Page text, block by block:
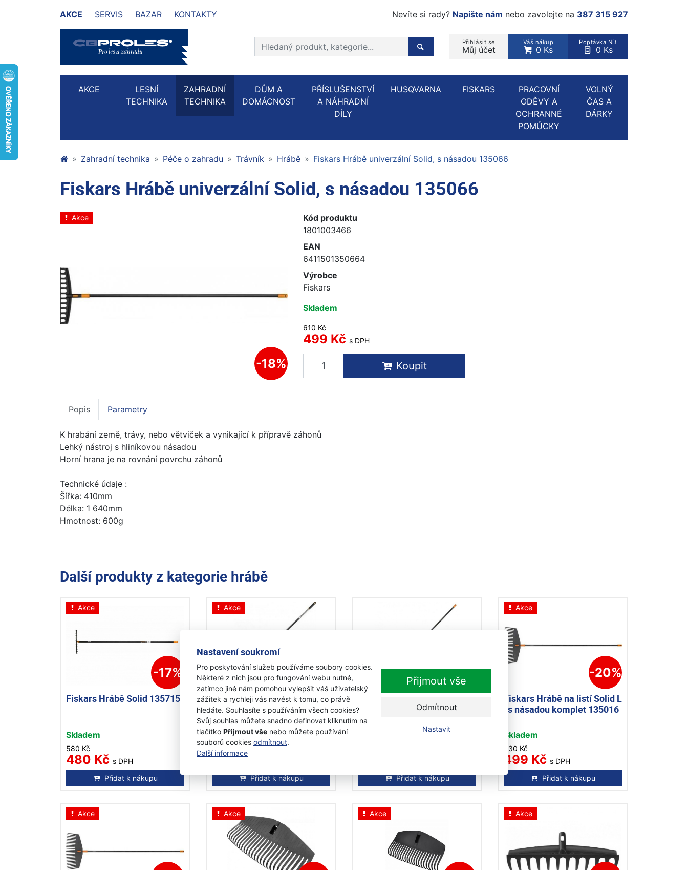
Nastavení soukromí
Pro poskytování služeb používáme soubory cookies.
Některé z nich jsou pro fungování webu nutné,
zatímco jiné nám pomohou vylepšit váš uživatelský
zážitek a rychleji vás navést k tomu, co právě
hledáte. Souhlasíte s používáním všech cookies?
Svůj souhlas můžete snadno definovat kliknutím na
tlačítko Přijmout vše nebo můžete používání
souborů cookies odmítnout.
Další informace
Přijmout vše
Odmítnout
Nastavit
AKCE SERVIS BAZAR KONTAKTY Nevíte si rady? Napište nám nebo zavolejte na 387 315 927
Přihlásit se
Můj účet
Váš nákup
0 Ks
Poptávka ND
0 Ks
Prohledat web
Hledaný produkt, kategorie...
AKCE
LESNÍ
TECHNIKA
ZAHRADNÍ
TECHNIKA
DŮM A
DOMÁCNOST
PŘÍSLUŠENSTVÍ
A NÁHRADNÍ
DÍLY
HUSQVARNA FISKARS
PRACOVNÍ
ODĚVY A
OCHRANNÉ
POMŮCKY
VOLNÝ
ČAS A
DÁRKY
Zahradní technika Péče o zahradu Trávník Hrábě Fiskars Hrábě univerzální Solid, s násadou 135066
Fiskars Hrábě univerzální Solid, s násadou 135066
Akce
-18%
Kód produktu
1801003466
EAN
6411501350664
Výrobce
Fiskars
Skladem
610 Kč
499 Kč s DPH
Koupit
Popis Parametry
K hrabání země, trávy, nebo větviček a vynikající k přípravě záhonů
Lehký nástroj s hliníkovou násadou
Horní hrana je na rovnání povrchu záhonů
Technické údaje :
Šířka: 410mm
Délka: 1 640mm
Hmotnost: 600g
Další produkty z kategorie hrábě
Akce
-17%
Fiskars Hrábě Solid 135715
Skladem
580 Kč
480 Kč s DPH
Přidat k nákupu
Akce
-7%
Fiskars Lehké hrábě na listí
L 135570
Skladem
670 Kč
620 Kč
Přidat k nákupu
XL 135090
Přidat k nákupu
Akce
-20%
Fiskars Hrábě na listí Solid L
, s násadou komplet 135016
Skladem
630 Kč
499 Kč s DPH
Přidat k nákupu
Akce Akce Akce Akce